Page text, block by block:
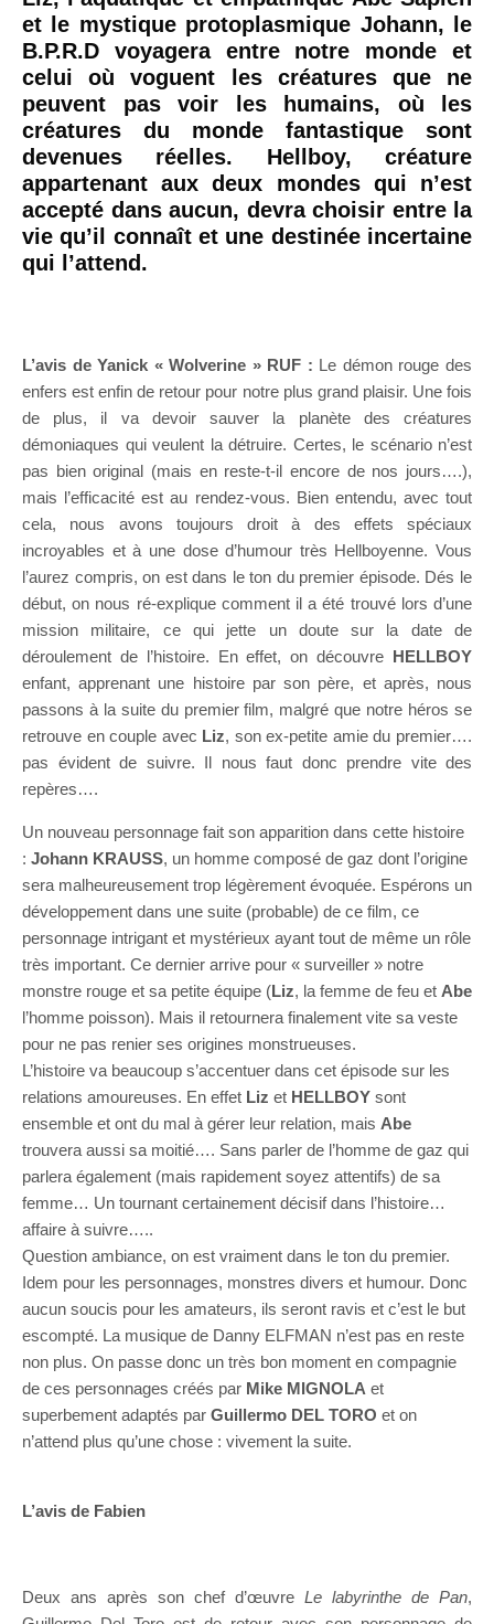
et le mystique protoplasmique Johann, le
B.P.R.D voyagera entre notre monde et
celui où voguent les créatures que ne
peuvent pas voir les humains, où les
créatures du monde fantastique sont
devenues réelles. Hellboy, créature
appartenant aux deux mondes qui n’est
accepté dans aucun, devra choisir entre la
vie qu’il connaît et une destinée incertaine
qui l’attend.
L’avis de Yanick « Wolverine » RUF : Le démon rouge des
enfers est enfin de retour pour notre plus grand plaisir. Une fois
de plus, il va devoir sauver la planète des créatures
démoniaques qui veulent la détruire. Certes, le scénario n’est
pas bien original (mais en reste-t-il encore de nos jours….),
mais l’efficacité est au rendez-vous. Bien entendu, avec tout
cela, nous avons toujours droit à des effets spéciaux
incroyables et à une dose d’humour très Hellboyenne. Vous
l’aurez compris, on est dans le ton du premier épisode. Dés le
début, on nous ré-explique comment il a été trouvé lors d’une
mission militaire, ce qui jette un doute sur la date de
déroulement de l’histoire. En effet, on découvre HELLBOY
enfant, apprenant une histoire par son père, et après, nous
passons à la suite du premier film, malgré que notre héros se
retrouve en couple avec Liz, son ex-petite amie du premier….
pas évident de suivre. Il nous faut donc prendre vite des
repères….
Un nouveau personnage fait son apparition dans cette histoire
: Johann KRAUSS, un homme composé de gaz dont l’origine
sera malheureusement trop légèrement évoquée. Espérons un
développement dans une suite (probable) de ce film, ce
personnage intrigant et mystérieux ayant tout de même un rôle
très important. Ce dernier arrive pour « surveiller » notre
monstre rouge et sa petite équipe (Liz, la femme de feu et Abe
l’homme poisson). Mais il retournera finalement vite sa veste
pour ne pas renier ses origines monstrueuses.
L’histoire va beaucoup s’accentuer dans cet épisode sur les
relations amoureuses. En effet Liz et HELLBOY sont
ensemble et ont du mal à gérer leur relation, mais Abe
trouvera aussi sa moitié…. Sans parler de l’homme de gaz qui
parlera également (mais rapidement soyez attentifs) de sa
femme… Un tournant certainement décisif dans l’histoire…
affaire à suivre…..
Question ambiance, on est vraiment dans le ton du premier.
Idem pour les personnages, monstres divers et humour. Donc
aucun soucis pour les amateurs, ils seront ravis et c’est le but
escompté. La musique de Danny ELFMAN n’est pas en reste
non plus. On passe donc un très bon moment en compagnie
de ces personnages créés par Mike MIGNOLA et
superbement adaptés par Guillermo DEL TORO et on
n’attend plus qu’une chose : vivement la suite.
L’avis de Fabien
Deux ans après son chef d’œuvre Le labyrinthe de Pan,